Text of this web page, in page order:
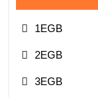
1EGB
2EGB
3EGB